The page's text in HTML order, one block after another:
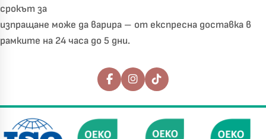
срокът за
изпращане може да варира – от експресна доставка в
рамките на 24 часа до 5 дни.
Последвайте ни